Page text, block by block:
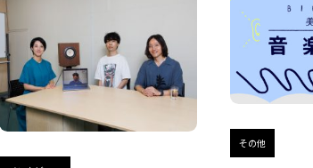
よくある質問
その他